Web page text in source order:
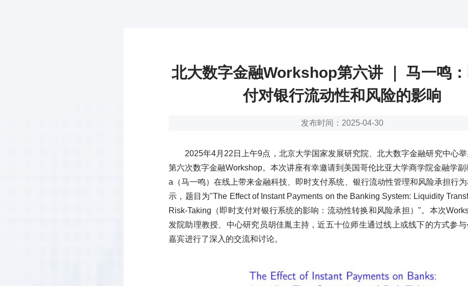
北大数字金融Workshop第六讲 ｜ 马一鸣
付对银行流动性和风险的影响
发布时间：2025-04-30
2025年4月22日上午9点，北京大学国家发展研究院、北大数字金融研究中心
第六次数字金融Workshop。本次讲座有幸邀请到美国哥伦比亚大学商学院金融学副
a（马一鸣）在线上带来金融科技、即时支付系统、银行流动性管理和风险承担行
示，题目为"The Effect of Instant Payments on the Banking System: Liquidity
Risk-Taking（即时支付对银行系统的影响：流动性转换和风险承担）"。本次
发院助理教授、中心研究员胡佳胤主持，近五十位师生通过线上或线下的方式参
嘉宾进行了深入的交流和讨论。